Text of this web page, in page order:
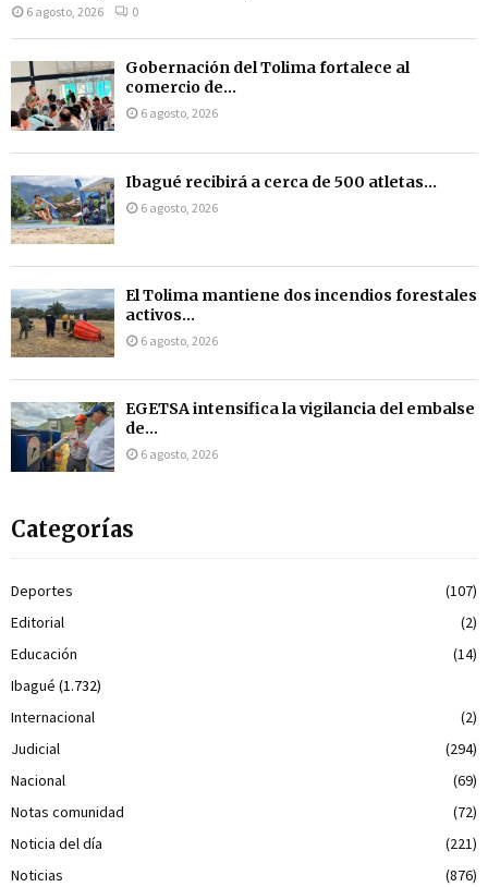
6 agosto, 2026 0
Gobernación del Tolima fortalece al
comercio de...
6 agosto, 2026
Ibagué recibirá a cerca de 500 atletas...
6 agosto, 2026
El Tolima mantiene dos incendios forestales
activos...
6 agosto, 2026
EGETSA intensifica la vigilancia del embalse
de...
6 agosto, 2026
Categorías
Deportes
(107)
Editorial
(2)
Educación
(14)
Ibagué (1.732)
Internacional
(2)
Judicial
(294)
Nacional
(69)
Notas comunidad
(72)
Noticia del día
(221)
Noticias
(876)